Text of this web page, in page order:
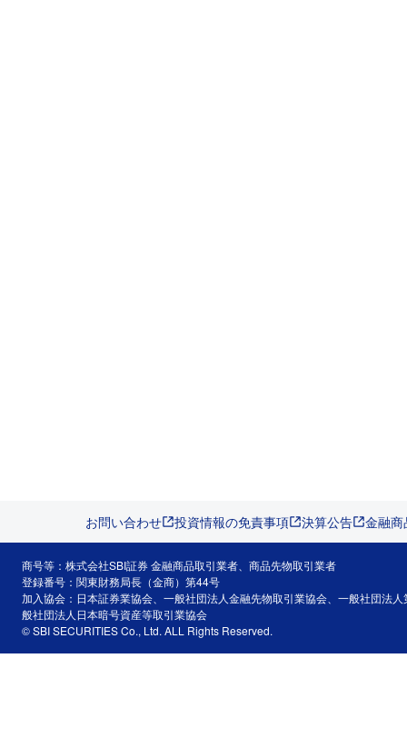
お問い合わせ 投資情報の免責事項 決算公告 金融
商号等：株式会社SBI証券 金融商品取引業者、商品先物取引業者
登録番号：関東財務局長（金商）第44号
加入協会：日本証券業協会、一般社団法人金融先物取引業協会、一般社団法
般社団法人日本暗号資産等取引業協会
© SBI SECURITIES Co., Ltd. ALL Rights Reserved.